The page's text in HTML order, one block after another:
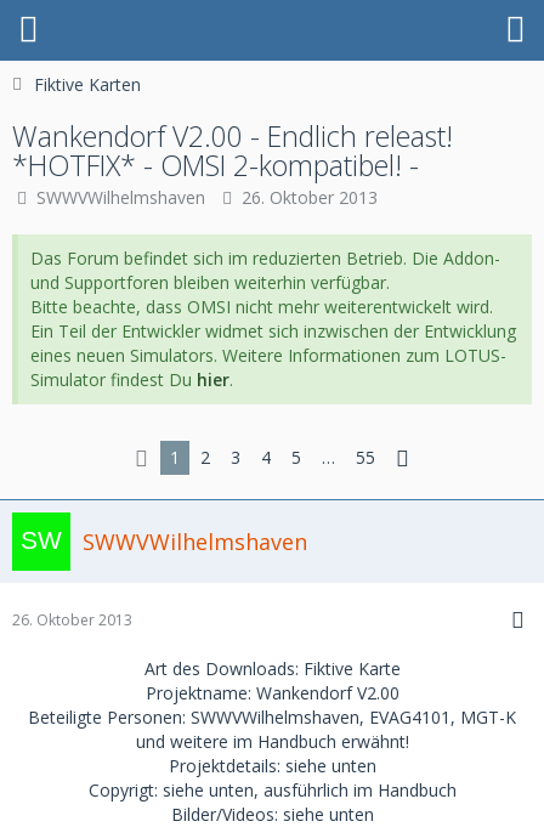
Fiktive Karten
Wankendorf V2.00 - Endlich releast!
*HOTFIX* - OMSI 2-kompatibel! -
SWWVWilhelmshaven 26. Oktober 2013
Das Forum befindet sich im reduzierten Betrieb. Die Addon-
und Supportforen bleiben weiterhin verfügbar.
Bitte beachte, dass OMSI nicht mehr weiterentwickelt wird.
Ein Teil der Entwickler widmet sich inzwischen der Entwicklung
eines neuen Simulators. Weitere Informationen zum LOTUS-
Simulator findest Du hier.
1 2 3 4 5 … 55
SWWVWilhelmshaven
26. Oktober 2013
Art des Downloads: Fiktive Karte
Projektname: Wankendorf V2.00
Beteiligte Personen: SWWVWilhelmshaven, EVAG4101, MGT-K
und weitere im Handbuch erwähnt!
Projektdetails: siehe unten
Copyrigt: siehe unten, ausführlich im Handbuch
Bilder/Videos: siehe unten